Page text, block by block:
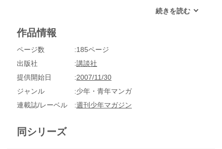
作品情報
ページ数
185ページ
出版社
講談社
提供開始日
2007/11/30
ジャンル
少年・青年マンガ
連載誌/レーベル
週刊少年マガジン
同シリーズ